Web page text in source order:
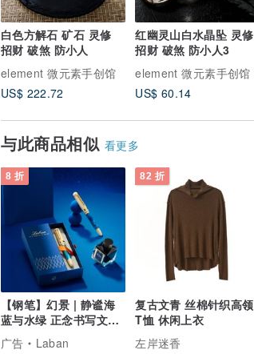
白色方解石 矿石 灵修
招财 破煞 防小人
element 微元素手创馆
US$ 222.72
红幽灵山白水晶坠 灵修
招财 破煞 防小人3
element 微元素手创馆
US$ 60.14
与此商品相似 看更多
8 折
【钢笔】幻景 | 静谧海
蓝与水绿 正念书写文具
点亮高质感时光
广告
Laban
82 折
复古文青 丝棉针织高领
T恤 休闲上衣
左岸迷香